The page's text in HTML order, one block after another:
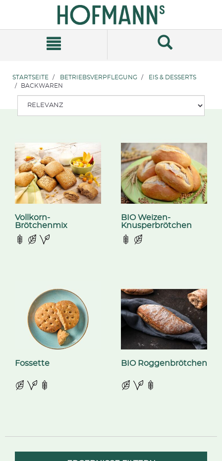
Navigationsmenü
STARTSEITE BETRIEBSVERPFLEGUNG
EIS & DESSERTS
BACKWAREN
Vollkorn-
Brötchenmix
BIO Weizen-
Knusperbrötchen
Fossette BIO Roggenbrötchen